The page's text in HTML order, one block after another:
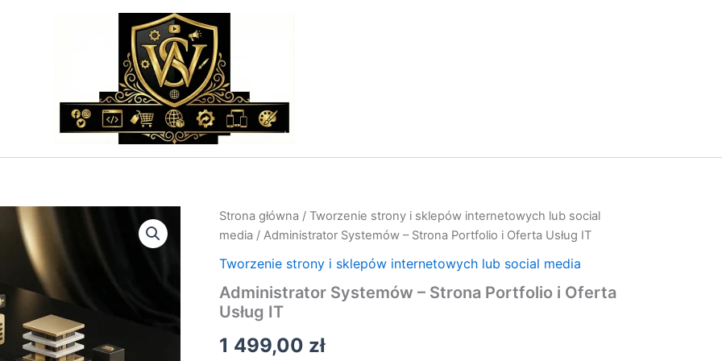
Strona główna / Tworzenie strony i sklepów internetowych lub social
media / Administrator Systemów – Strona Portfolio i Oferta Usług IT
Tworzenie strony i sklepów internetowych lub social media
Administrator Systemów – Strona Portfolio i Oferta
Usług IT
1 499,00 zł
ilość
Administrator
Systemów
–
Portfolio
i
Usług